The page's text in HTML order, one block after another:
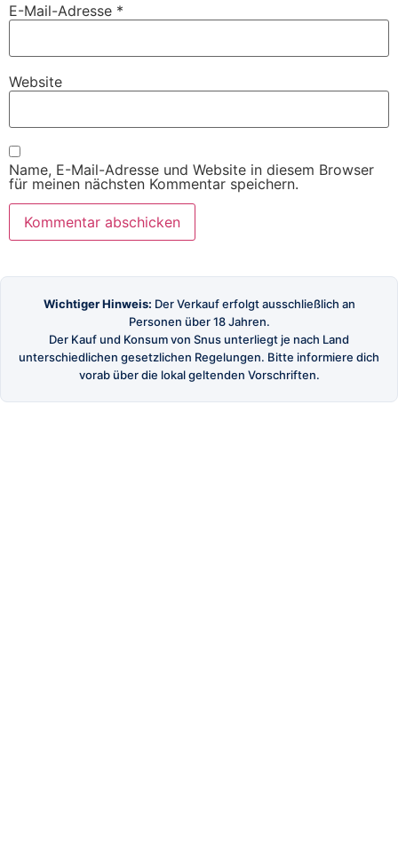
E-Mail-Adresse *
Website
Name, E-Mail-Adresse und Website in diesem Browser
für meinen nächsten Kommentar speichern.
Wichtiger Hinweis: Der Verkauf erfolgt ausschließlich an
Personen über 18 Jahren.
Der Kauf und Konsum von Snus unterliegt je nach Land
unterschiedlichen gesetzlichen Regelungen. Bitte informiere dich
vorab über die lokal geltenden Vorschriften.